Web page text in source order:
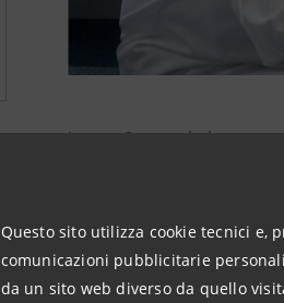
Questo sito utilizza cookie tecnici e,
comunicazioni pubblicitarie
da un sito web diverso da quello
Intesa Sanpaolo ha
raggiungimento di
Il finanziamento,